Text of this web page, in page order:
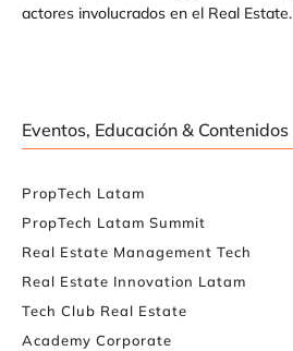
actores involucrados en el Real Estate.
Eventos, Educación & Contenidos
PropTech Latam
PropTech Latam Summit
Real Estate Management Tech
Real Estate Innovation Latam
Tech Club Real Estate
Academy Corporate